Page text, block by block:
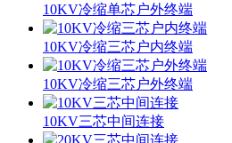
10KV冷缩单芯户外终端
10KV冷缩三芯户内终端
10KV冷缩三芯户外终端
10KV三芯中间连接